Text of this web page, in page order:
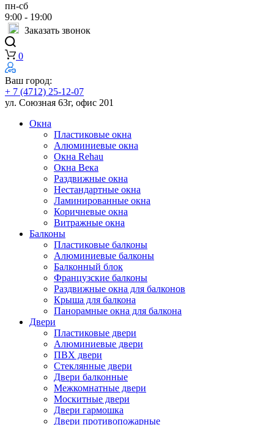
пн-сб
9:00 - 19:00
Заказать звонок
0
Ваш город:
+ 7 (4712) 25-12-07
ул. Союзная 63г, офис 201
Окна
Пластиковые окна
Алюминиевые окна
Окна Rehau
Окна Века
Раздвижные окна
Нестандартные окна
Ламинированные окна
Коричневые окна
Витражные окна
Балконы
Пластиковые балконы
Алюминиевые балконы
Балконный блок
Французские балконы
Раздвижные окна для балконов
Крыша для балкона
Панорамные окна для балкона
Двери
Пластиковые двери
Алюминиевые двери
ПВХ двери
Стеклянные двери
Двери балконные
Межкомнатные двери
Москитные двери
Двери гармошка
Двери противопожарные